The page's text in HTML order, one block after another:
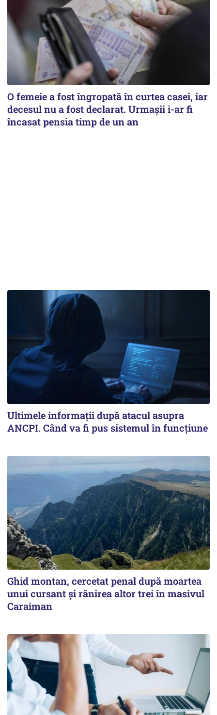
O femeie a fost îngropată în curtea casei, iar
decesul nu a fost declarat. Urmașii i-ar fi
încasat pensia timp de un an
Ultimele informații după atacul asupra
ANCPI. Când va fi pus sistemul în funcțiune
Ghid montan, cercetat penal după moartea
unui cursant și rănirea altor trei în masivul
Caraiman